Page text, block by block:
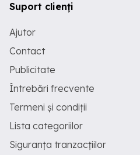
Suport clienți
Ajutor
Contact
Publicitate
Întrebări frecvente
Termeni și condiții
Lista categoriilor
Siguranța tranzacțiilor